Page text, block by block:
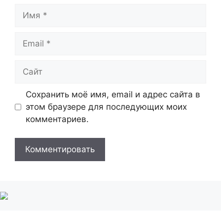
Сохранить моё имя, email и адрес сайта в
этом браузере для последующих моих
комментариев.